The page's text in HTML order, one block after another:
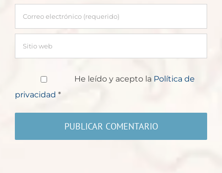
He leído y acepto la Política de
privacidad *